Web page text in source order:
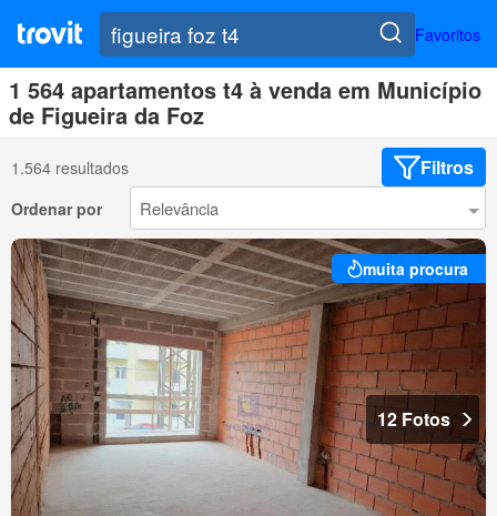
Favoritos
1 564 apartamentos t4 à venda em Município
de Figueira da Foz
1.564 resultados Filtros
Ordenar por
muita procura
12 Fotos